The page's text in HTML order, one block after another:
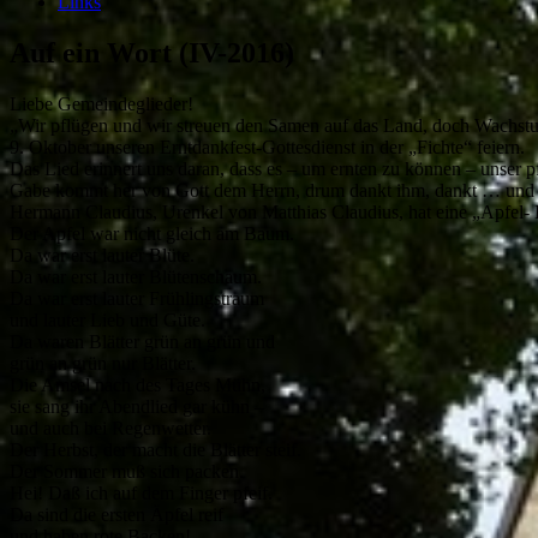
Auf ein Wort (IV-2016)
Liebe Gemeindeglieder!
„Wir pflügen und wir streuen den Samen auf das Land, doch
9. Oktober unseren Erntdankfest-Gottesdienst in der „Fichte“ feiern.
Das Lied erinnert uns daran, dass es – um ernten zu können –
Gabe kommt her von Gott dem Herrn, drum dankt ihm, dankt …
Hermann Claudius, Urenkel von Matthias Claudius, hat eine
Der Apfel war nicht gleich am Baum.
Da war erst lauter Blüte.
Da war erst lauter Blütenschaum.
Da war erst lauter Frühlingstraum
Die Amsel nach des Tages Mühn,
sie sang ihr Abendlied gar kühn –
und auch bei Regenwetter.
Der Herbst, der macht die Blätter steif.
Der Sommer muß sich packen.
Hei! Daß ich auf dem Finger pfeif.